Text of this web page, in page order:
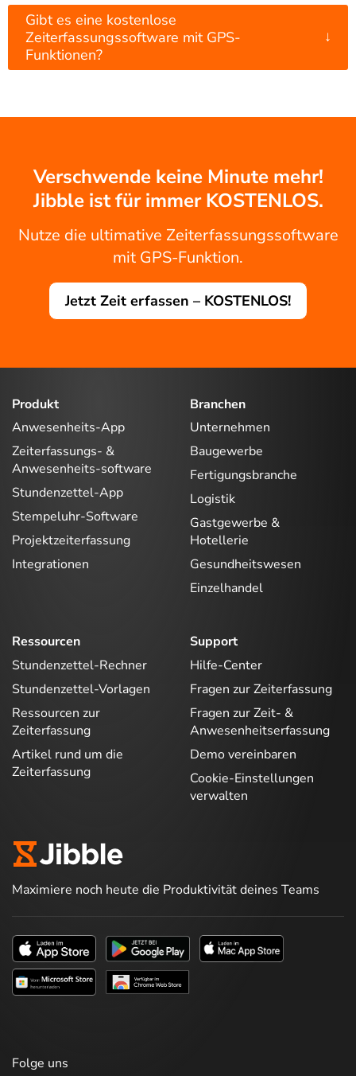
Gibt es eine kostenlose
Zeiterfassungssoftware mit GPS-
Funktionen?
↓
Verschwende keine Minute mehr!
Jibble ist für immer KOSTENLOS.
Nutze die ultimative Zeiterfassungssoftware
mit GPS-Funktion.
Jetzt Zeit erfassen – KOSTENLOS!
Produkt
Anwesenheits-App
Zeiterfassungs- &
Anwesenheits-software
Stundenzettel-App
Stempeluhr-Software
Projektzeiterfassung
Integrationen
Branchen
Unternehmen
Baugewerbe
Fertigungsbranche
Logistik
Gastgewerbe &
Hotellerie
Gesundheitswesen
Einzelhandel
Ressourcen
Stundenzettel-Rechner
Stundenzettel-Vorlagen
Ressourcen zur
Zeiterfassung
Artikel rund um die
Zeiterfassung
Support
Hilfe-Center
Fragen zur Zeiterfassung
Fragen zur Zeit- &
Anwesenheitserfassung
Demo vereinbaren
Cookie-Einstellungen
verwalten
Maximiere noch heute die Produktivität deines Teams
Folge uns